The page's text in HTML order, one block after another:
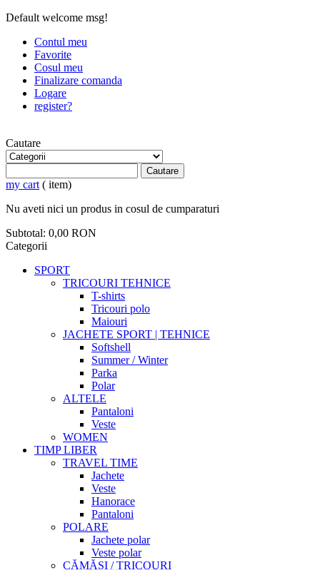
Default welcome msg!
Contul meu
Favorite
Cosul meu
Finalizare comanda
Logare
register?
Cautare
Cautare
my cart ( item)
Nu aveti nici un produs in cosul de cumparaturi
Subtotal: 0,00 RON
Categorii
SPORT
TRICOURI TEHNICE
T-shirts
Tricouri polo
Maiouri
JACHETE SPORT | TEHNICE
Softshell
Summer / Winter
Parka
Polar
ALTELE
Pantaloni
Veste
WOMEN
TIMP LIBER
TRAVEL TIME
Jachete
Veste
Hanorace
Pantaloni
POLARE
Jachete polar
Veste polar
CĂMĂȘI / TRICOURI